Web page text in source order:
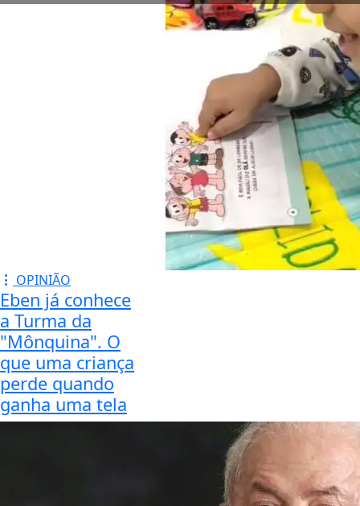
OPINIÃO
Eben já conhece
a Turma da
"Mônquina". O
que uma criança
perde quando
ganha uma tela